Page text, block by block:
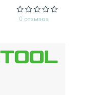
0 отзывов